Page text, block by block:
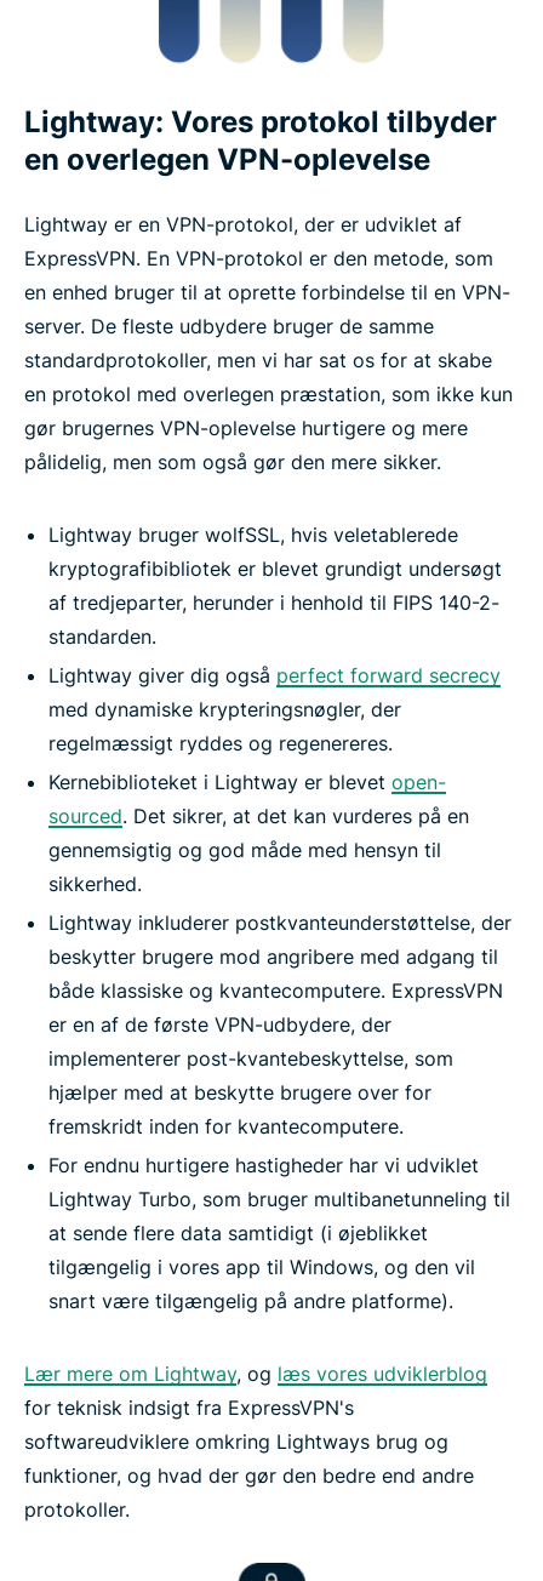
Lightway: Vores protokol tilbyder
en overlegen VPN-oplevelse
Lightway er en VPN-protokol, der er udviklet af
ExpressVPN. En VPN-protokol er den metode, som
en enhed bruger til at oprette forbindelse til en VPN-
server. De fleste udbydere bruger de samme
standardprotokoller, men vi har sat os for at skabe
en protokol med overlegen præstation, som ikke kun
gør brugernes VPN-oplevelse hurtigere og mere
pålidelig, men som også gør den mere sikker.
Lightway bruger wolfSSL, hvis veletablerede
kryptografibibliotek er blevet grundigt undersøgt
af tredjeparter, herunder i henhold til FIPS 140-2-
standarden.
Lightway giver dig også perfect forward secrecy
med dynamiske krypteringsnøgler, der
regelmæssigt ryddes og regenereres.
Kernebiblioteket i Lightway er blevet open-
sourced. Det sikrer, at det kan vurderes på en
gennemsigtig og god måde med hensyn til
sikkerhed.
Lightway inkluderer postkvanteunderstøttelse, der
beskytter brugere mod angribere med adgang til
både klassiske og kvantecomputere. ExpressVPN
er en af de første VPN-udbydere, der
implementerer post-kvantebeskyttelse, som
hjælper med at beskytte brugere over for
fremskridt inden for kvantecomputere.
For endnu hurtigere hastigheder har vi udviklet
Lightway Turbo, som bruger multibanetunneling til
at sende flere data samtidigt (i øjeblikket
tilgængelig i vores app til Windows, og den vil
snart være tilgængelig på andre platforme).
Lær mere om Lightway, og læs vores udviklerblog
for teknisk indsigt fra ExpressVPN's
softwareudviklere omkring Lightways brug og
funktioner, og hvad der gør den bedre end andre
protokoller.